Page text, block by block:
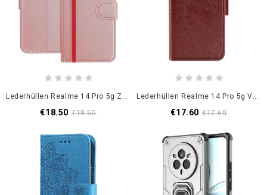
Lederhüllen Realme 14 Pro 5g Zweifarbiger Besatz
€18.50 €18.50
Lederhüllen Realme 14 Pro 5g Vintage
€17.60 €17.60